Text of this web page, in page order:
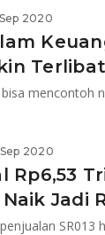
2020
Rp6,53
Naik Jadi
SR013
Sep 2020